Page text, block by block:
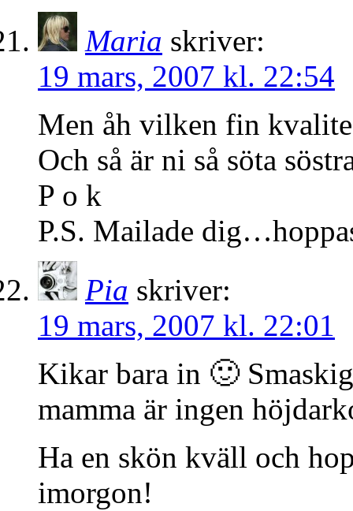
Maria skriver:
19 mars, 2007 kl. 22:54
Men åh vilken fin
Och så är ni så söta
P o k
P.S. Mailade
Pia skriver:
19 mars, 2007 kl. 22:01
Kikar bara in 🙂
mamma är ingen
Ha en skön kväll och
imorgon!